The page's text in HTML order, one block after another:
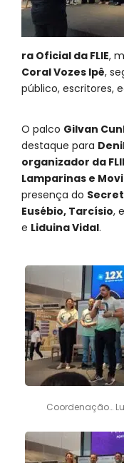
ra Oficial da FLIE,
Coral Vozes Ipê,
público, escritores,
O palco Gilvan
destaque para
organizador da
Lamparinas e
presença do
Eusébio, Tarcísio,
e Liduina Vidal.
Coordenação…